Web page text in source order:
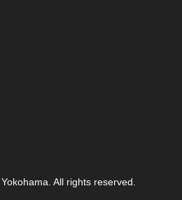
All rights reserved.